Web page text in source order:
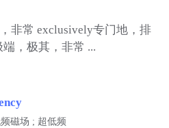
，非常 exclusively专门地，排
端，极其，非常 ...
磁场 ; 超低频